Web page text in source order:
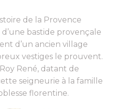
de la Provence
bastide provençale
d’un ancien village
vestiges le prouvent.
René, datant de
seigneurie à la famille
florentine.